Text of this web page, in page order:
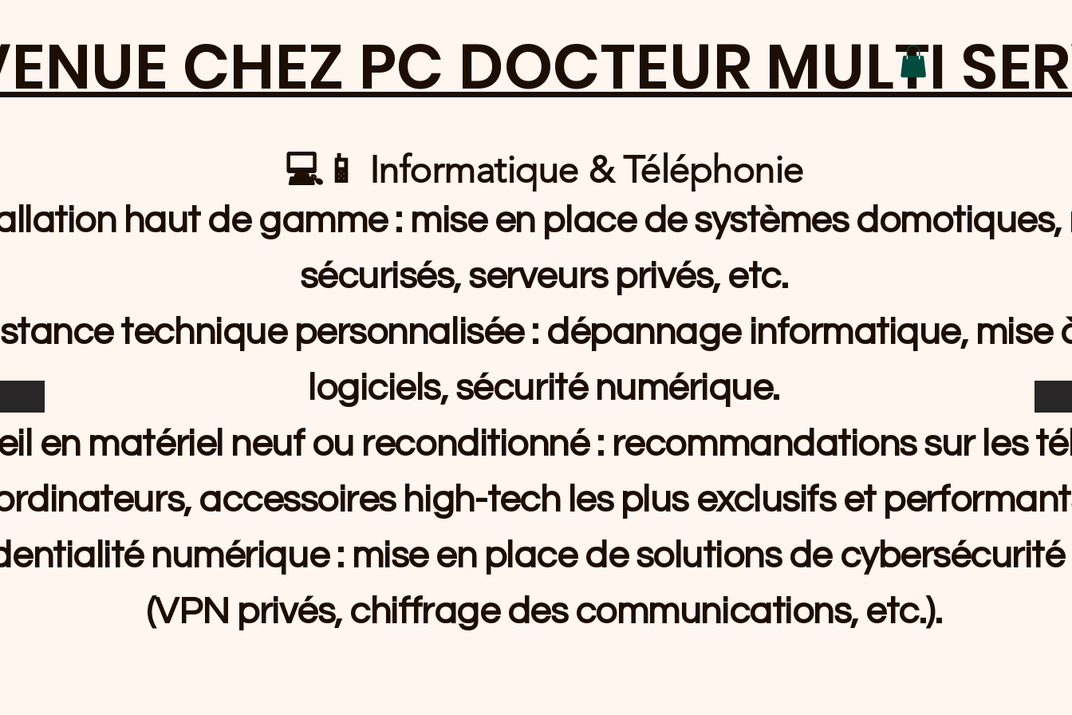
CHEZ PC DOCTEUR MULTI
💻📱 Informatique & Téléphonie
haut de gamme : mise en place de systèmes domotiques,
sécurisés, serveurs privés, etc.
technique personnalisée : dépannage informatique, mise
logiciels, sécurité numérique.
en matériel neuf ou reconditionné : recommandations sur les
accessoires high-tech les plus exclusifs et
numérique : mise en place de solutions de
(VPN privés, chiffrage des communications, etc.).